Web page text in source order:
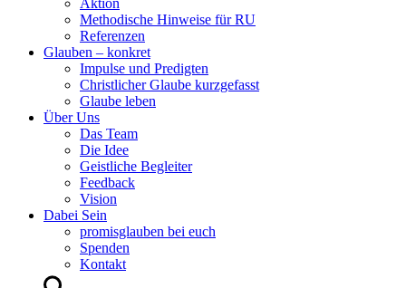
Aktion
Methodische Hinweise für RU
Referenzen
Glauben – konkret
Impulse und Predigten
Christlicher Glaube kurzgefasst
Glaube leben
Über Uns
Das Team
Die Idee
Geistliche Begleiter
Feedback
Vision
Dabei Sein
promisglauben bei euch
Spenden
Kontakt